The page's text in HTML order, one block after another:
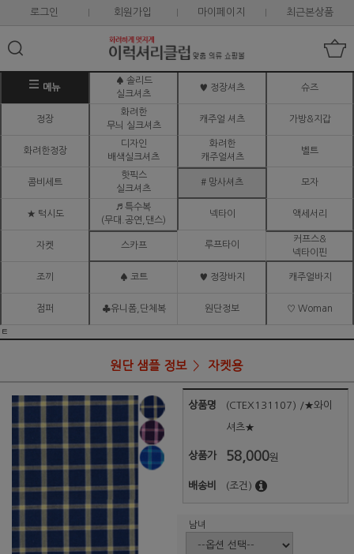
로그인 회원가입 마이페이지 최근본상품
메뉴
♠ 솔리드
실크셔츠
♥ 정장셔츠 슈즈
정장
화려한
무늬 실크셔츠
캐주얼 셔츠 가방&지갑
화려한정장
디자인
배색실크셔츠
화려한
캐주얼셔츠
벨트
콤비세트
핫픽스
실크셔츠
# 망사셔츠 모자
★ 턱시도
♬ 특수복
(무대.공연,댄스)
넥타이 액세서리
자켓 스카프 루프타이
커프스&
넥타이핀
조끼 ♠ 코트 ♥ 정장바지 캐주얼바지
점퍼 ♣유니폼,단체복 원단정보 ♡ Woman
ㅌ
원단 샘플 정보 자켓용
상품명 (CTEX131107) /★와이
셔츠★
상품가 58,000원
배송비 (조건)
남녀